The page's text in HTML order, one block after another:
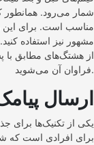
شمار می‌رود. همانطور
مناسب است. برای این
مشهور نیز استفاده
از هشتگ‌های مطابق با
فراوان آن می‌شوید.
ارسال
یکی از تکنیک‌ها
برای افرادی است که